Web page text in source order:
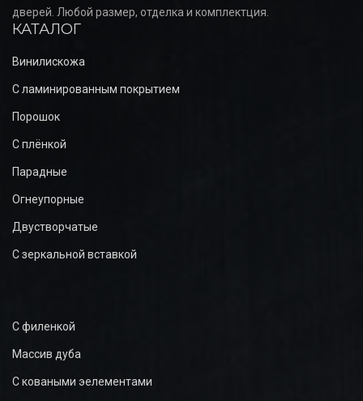
дверей. Любой размер, отделка и комплектция.
КАТАЛОГ
Винилискожа
С ламинированным покрытием
Порошок
С плёнкой
Парадные
Огнеупорные
Двустворчатые
С зеркальной вставкой
С филенкой
Массив дуба
С коваными эелементами